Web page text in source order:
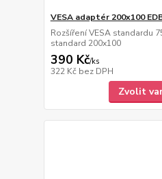
VESA adaptér 200x100
Rozšíření VESA standardu
standard 200x100
390 Kč/ks
322 Kč bez DPH
Zvolit